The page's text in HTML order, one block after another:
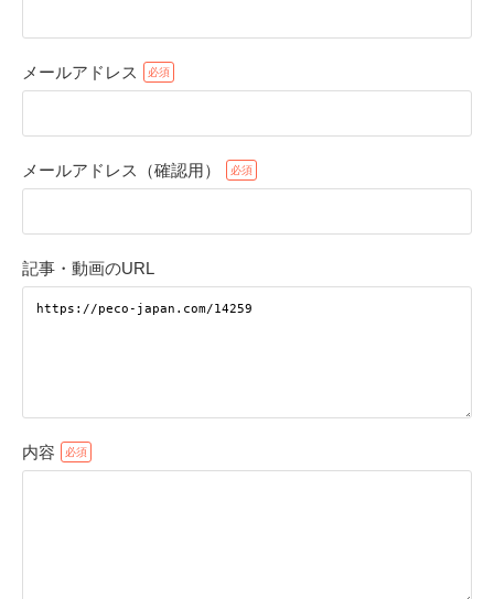
メールアドレス
メールアドレス（確認用）
記事・動画のURL
内容
アプリで開く